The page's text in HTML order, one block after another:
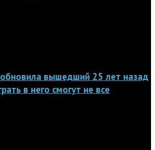
обновила вышедший 25 лет назад
в него смогут не все